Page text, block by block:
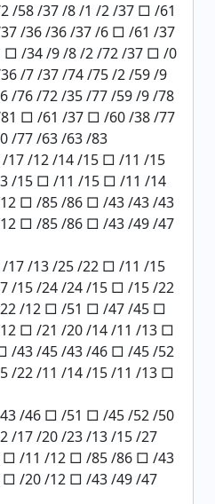
/58 /37 /8 /1 /2 /37 □ /61
/36 /36 /37 /6 □ /61 /37
/34 /9 /8 /2 /72 /37 □ /0
/7 /37 /74 /75 /2 /59 /9
/76 /72 /35 /77 /59 /9 /78
□ /61 /37 □ /60 /38 /77
/77 /63 /63 /83
17 /12 /14 /15 □ /11 /15
/15 □ /11 /15 □ /11 /14
□ /85 /86 □ /43 /43 /43
□ /85 /86 □ /43 /49 /47
17 /13 /25 /22 □ /11 /15
/15 /24 /24 /15 □ /15 /22
/12 □ /51 □ /47 /45 □
□ /21 /20 /14 /11 /13 □
/43 /45 /43 /46 □ /45 /52
/22 /11 /14 /15 /11 /13 □
/46 □ /51 □ /45 /52 /50
/17 /20 /23 /13 /15 /27
□ /11 /12 □ /85 /86 □ /43
□ /20 /12 □ /43 /49 /47